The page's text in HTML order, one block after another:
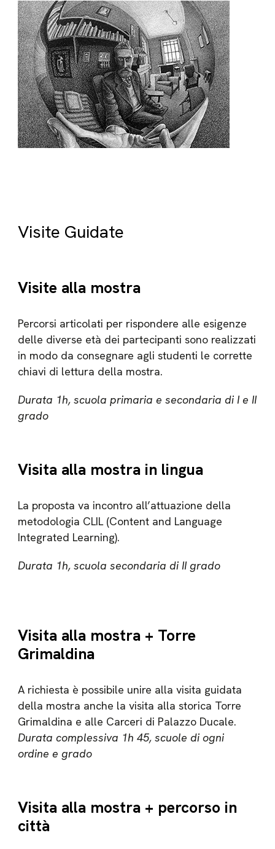
Visite Guidate
Visite alla mostra
Percorsi articolati per rispondere alle esigenze
delle diverse età dei partecipanti sono realizzati
in modo da consegnare agli studenti le corrette
chiavi di lettura della mostra.
Durata 1h, scuola primaria e secondaria di I e II
grado
Visita alla mostra in lingua
La proposta va incontro all’attuazione della
metodologia CLIL (Content and Language
Integrated Learning).
Durata 1h, scuola secondaria di II grado
Visita alla mostra + Torre
Grimaldina
A richiesta è possibile unire alla visita guidata
della mostra anche la visita alla storica Torre
Grimaldina e alle Carceri di Palazzo Ducale.
Durata complessiva 1h 45, scuole di ogni
ordine e grado
Visita alla mostra + percorso in
città